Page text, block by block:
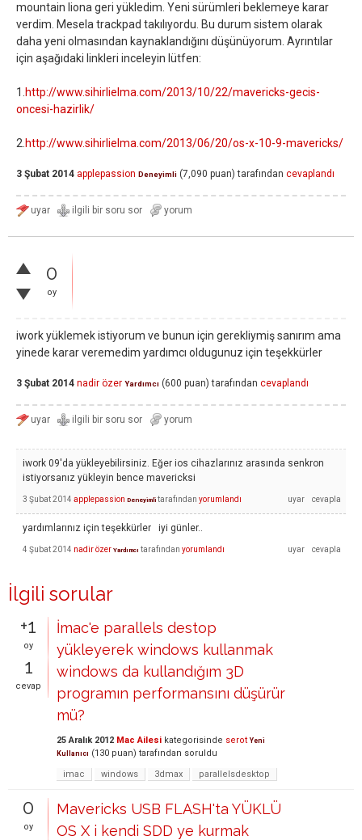
mountain liona geri yükledim. Yeni sürümleri beklemeye karar
verdim. Mesela trackpad takılıyordu. Bu durum sistem olarak
daha yeni olmasından kaynaklandığını düşünüyorum. Ayrıntılar
için aşağıdaki linkleri inceleyin lütfen:
1. http://www.sihirlielma.com/2013/10/22/mavericks-gecis-
oncesi-hazirlik/
2. http://www.sihirlielma.com/2013/06/20/os-x-10-9-mavericks/
3 Şubat 2014 applepassion Deneyimli (7,090 puan) tarafından cevaplandı
0
oy
iwork yüklemek istiyorum ve bunun için gerekliymiş sanırım ama
yinede karar veremedim yardımcı oldugunuz için teşekkürler
3 Şubat 2014 nadir özer Yardımcı (600 puan) tarafından cevaplandı
iwork 09'da yükleyebilirsiniz. Eğer ios cihazlarınız arasında senkron
istiyorsanız yükleyin bence mavericksi
3 Şubat 2014 applepassion Deneyimli tarafından yorumlandı
yardımlarınız için teşekkürler iyi günler..
4 Şubat 2014 nadir özer Yardımcı tarafından yorumlandı
İlgili sorular
+1
oy
1
cevap
İmac'e parallels destop
yükleyerek windows kullanmak
windows da kullandığım 3D
programın performansını düşürür
mü?
25 Aralık 2012 Mac Ailesi kategorisinde serot Yeni
Kullanıcı (130 puan) tarafından soruldu
imac
windows 3dmax parallelsdesktop
0
oy
Mavericks USB FLASH'ta YÜKLÜ
OS X i kendi SDD ye kurmak